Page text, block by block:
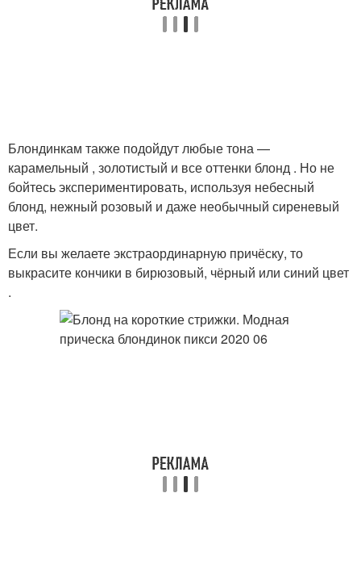
Блондинкам также подойдут любые тона —
карамельный , золотистый и все оттенки блонд . Но не
бойтесь экспериментировать, используя небесный
блонд, нежный розовый и даже необычный сиреневый
цвет.
Если вы желаете экстраординарную причёску, то
выкрасите кончики в бирюзовый, чёрный или синий цвет
.